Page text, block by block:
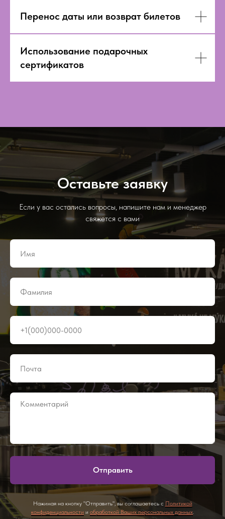
Перенос даты или возврат билетов
Использование подарочных
сертификатов
Оставьте заявку
Если у вас остались вопросы, напишите нам и менеджер
свяжется с вами
Отправить
Нажимая на кнопку "Отправить", вы соглашаетесь с Политикой
конфиденциальности и обработкой Ваших персональных данных